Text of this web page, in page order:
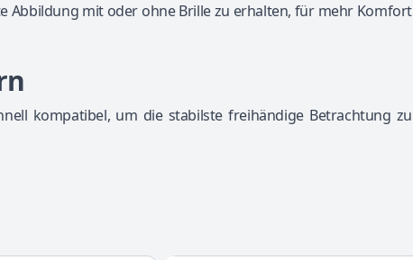
Abbildung mit oder ohne Brille zu erhalten, für mehr Komfort
kompatibel, um die stabilste freihändige Betrachtung zu